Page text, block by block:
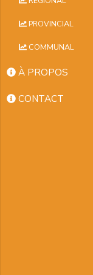
PROVINCIAL
COMMUNAL
À PROPOS
CONTACT